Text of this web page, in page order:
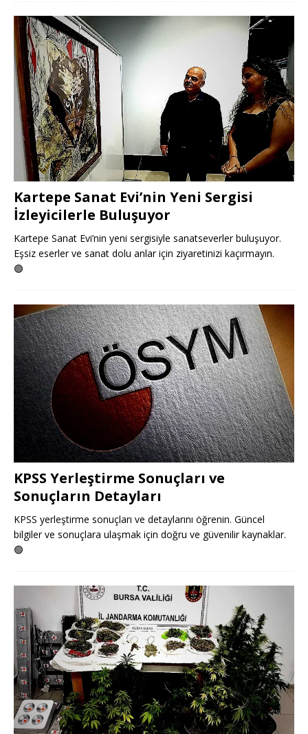
Kartepe Sanat Evi’nin Yeni Sergisi
İzleyicilerle Buluşuyor
Kartepe Sanat Evi’nin yeni sergisiyle sanatseverler buluşuyor.
Eşsiz eserler ve sanat dolu anlar için ziyaretinizi kaçırmayın.
🟢
KPSS Yerleştirme Sonuçları ve
Sonuçların Detayları
KPSS yerleştirme sonuçları ve detaylarını öğrenin. Güncel
bilgiler ve sonuçlara ulaşmak için doğru ve güvenilir kaynaklar.
🟢